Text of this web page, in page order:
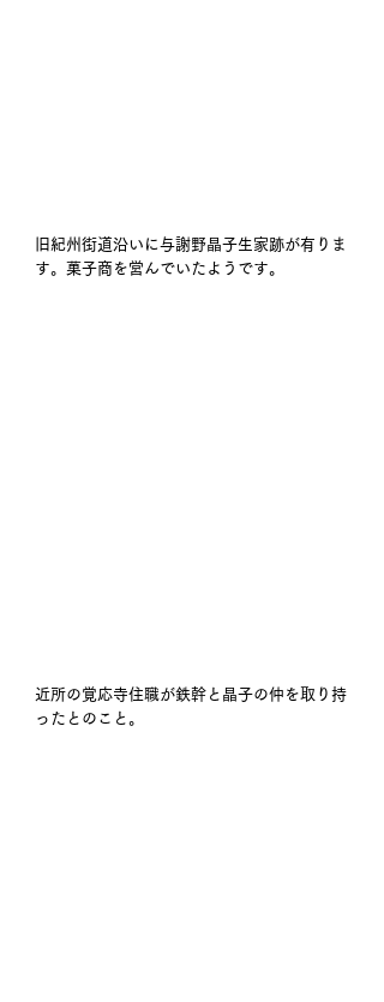
旧紀州街道沿いに与謝野晶子生家跡が有りま
す。菓子商を営んでいたようです。
近所の覚応寺住職が鉄幹と晶子の仲を取り持
ったとのこと。